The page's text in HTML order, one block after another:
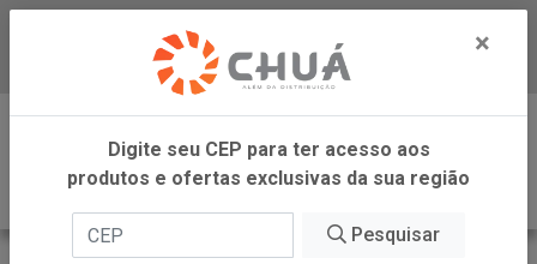
Baixe já nosso APP
0
×
Digite seu CEP para ter acesso aos
produtos e ofertas exclusivas da sua região
Pesquisar